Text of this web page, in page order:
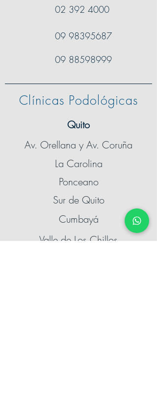
02 392 4000
09 98395687
09 88598999
Clínicas Podológicas
Quito
Av. Orellana y Av. Coruña
La Carolina
Ponceano
Sur de Quito
Cumbayá
Valle de Los Chillos